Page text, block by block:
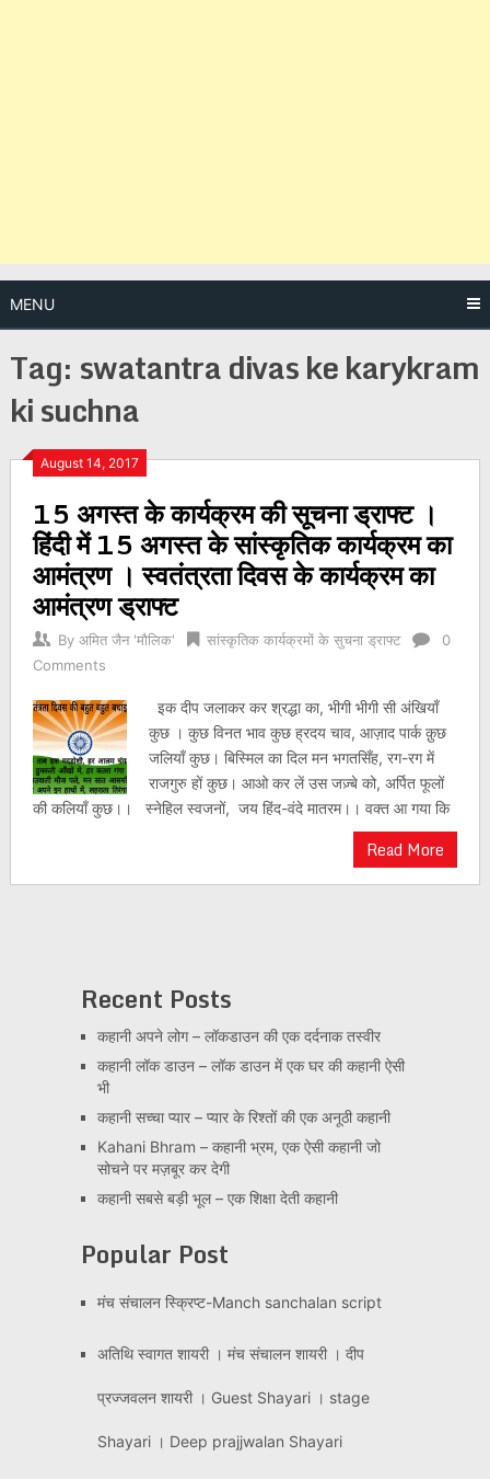
MENU
Tag: swatantra divas ke karykram
ki suchna
August 14, 2017
15 अगस्त के कार्यक्रम की सूचना ड्राफ्ट ।
हिंदी में 15 अगस्त के सांस्कृतिक कार्यक्रम का
आमंत्रण । स्वतंत्रता दिवस के कार्यक्रम का
आमंत्रण ड्राफ्ट
By अमित जैन 'मौलिक' सांस्कृतिक कार्यक्रमों के सुचना ड्राफ्ट
0
Comments
इक दीप जलाकर कर श्रद्धा का, भीगी भीगी सी अंखियाँ
कुछ । कुछ विनत भाव कुछ ह्रदय चाव, आज़ाद पार्क क़ुछ
जलियाँ कुछ। बिस्मिल का दिल मन भगतसिँह, रग-रग में
राजगुरु हों कुछ। आओ कर लें उस जज़्बे को, अर्पित फूलों
की कलियाँ कुछ।। स्नेहिल स्वजनों, जय हिंद-वंदे मातरम।। वक्त आ गया कि
Read More
Posts
navigation
Recent Posts
कहानी अपने लोग – लॉकडाउन की एक दर्दनाक तस्वीर
कहानी लॉक डाउन – लॉक डाउन में एक घर की कहानी ऐसी
भी
कहानी सच्चा प्यार – प्यार के रिश्तों की एक अनूठी कहानी
Kahani Bhram – कहानी भ्रम, एक ऐसी कहानी जो
सोचने पर मज़बूर कर देगी
कहानी सबसे बड़ी भूल – एक शिक्षा देती कहानी
Popular Post
मंच संचालन स्क्रिप्ट-Manch sanchalan script
अतिथि स्वागत शायरी । मंच संचालन शायरी । दीप
प्रज्जवलन शायरी । Guest Shayari । stage
Shayari । Deep prajjwalan Shayari